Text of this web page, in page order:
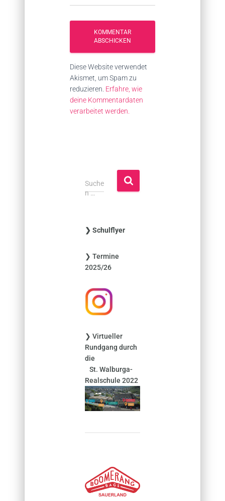
Diese Website verwendet
Akismet, um Spam zu
reduzieren. Erfahre, wie
deine Kommentardaten
verarbeitet werden.
S
u
n
a
c
Suche
n …
❯ Schulflyer
❯ Termine
2025/26
❯ Virtueller
Rundgang durch
die
St. Walburga-
Realschule 2022